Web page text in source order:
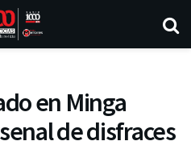
en Minga
de disfraces